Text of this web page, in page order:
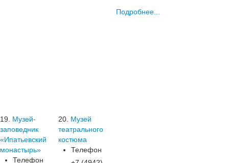
Подробнее...
19.
Музей-
заповедник
«Ипатьевский
монастырь»
Телефон
20. Музей
театрального
костюма
Телефон